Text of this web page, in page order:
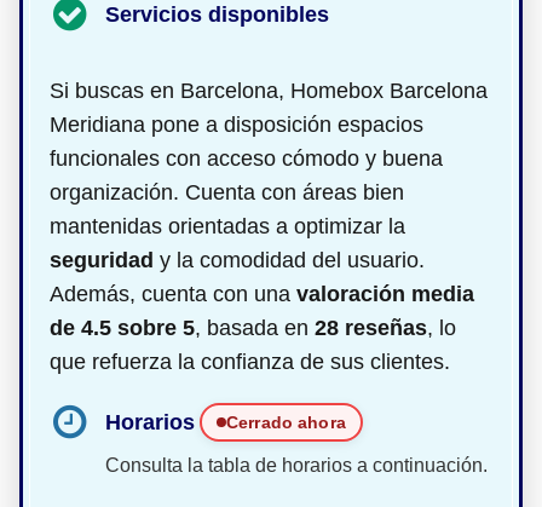
Servicios disponibles
Si buscas en Barcelona, Homebox Barcelona
Meridiana pone a disposición espacios
funcionales con acceso cómodo y buena
organización. Cuenta con áreas bien
mantenidas orientadas a optimizar la
seguridad y la comodidad del usuario.
Además, cuenta con una valoración media
de 4.5 sobre 5, basada en 28 reseñas, lo
que refuerza la confianza de sus clientes.
Horarios Cerrado ahora
Consulta la tabla de horarios a continuación.